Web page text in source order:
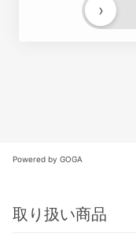
›
Powered by GOGA
取り扱い商品